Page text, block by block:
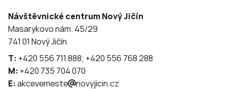
Návštěvnické centrum Nový Jičín
Masarykovo nám. 45/29
741 01 Nový Jičín
T: +420 556 711 888; +420 556 768 288
M: +420 735 704 070
E:akcevemeste novyjicin.cz